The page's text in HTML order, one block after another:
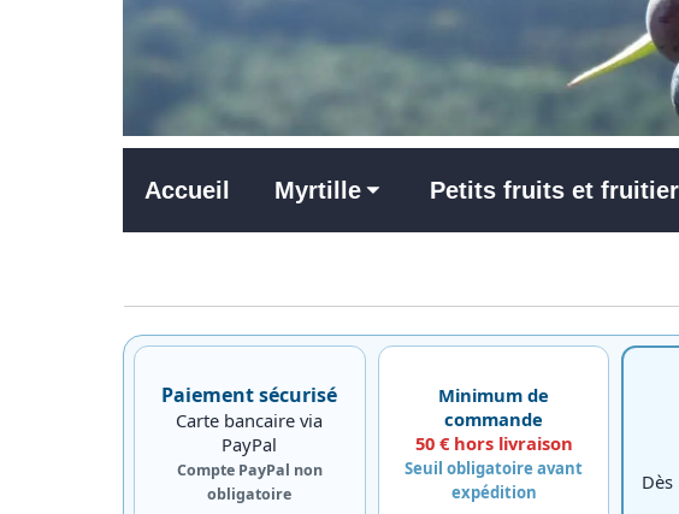
Accueil Myrtille Petits fruits et
Paiement sécurisé
Carte bancaire via
PayPal
Compte PayPal non
obligatoire
Minimum de
commande
50 € hors livraison
Seuil obligatoire avant
expédition